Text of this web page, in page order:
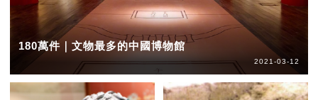
180萬件｜文物最多的中國博物館
2021-03-12